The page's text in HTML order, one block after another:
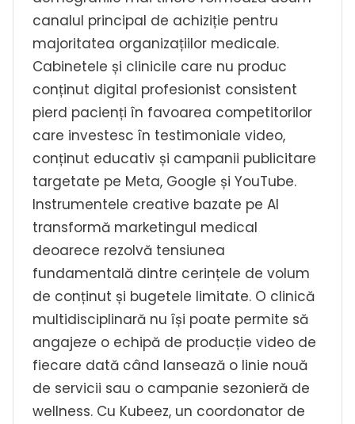
canalul principal de achiziție pentru
majoritatea organizațiilor medicale.
Cabinetele și clinicile care nu produc
conținut digital profesionist consistent
pierd pacienți în favoarea competitorilor
care investesc în testimoniale video,
conținut educativ și campanii publicitare
targetate pe Meta, Google și YouTube.
Instrumentele creative bazate pe AI
transformă marketingul medical
deoarece rezolvă tensiunea
fundamentală dintre cerințele de volum
de conținut și bugetele limitate. O clinică
multidisciplinară nu își poate permite să
angajeze o echipă de producție video de
fiecare dată când lansează o linie nouă
de servicii sau o campanie sezonieră de
wellness. Cu Kubeez, un coordonator de